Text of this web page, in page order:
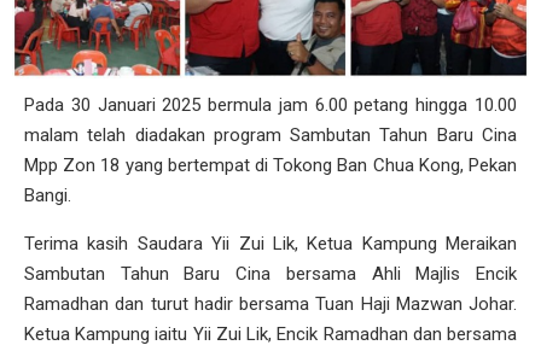
Pada 30 Januari 2025 bermula jam 6.00 petang hingga 10.00
malam telah diadakan program Sambutan Tahun Baru Cina
Mpp Zon 18 yang bertempat di Tokong Ban Chua Kong, Pekan
Bangi.
Terima kasih Saudara Yii Zui Lik, Ketua Kampung Meraikan
Sambutan Tahun Baru Cina bersama Ahli Majlis Encik
Ramadhan dan turut hadir bersama Tuan Haji Mazwan Johar.
Ketua Kampung iaitu Yii Zui Lik, Encik Ramadhan dan bersama